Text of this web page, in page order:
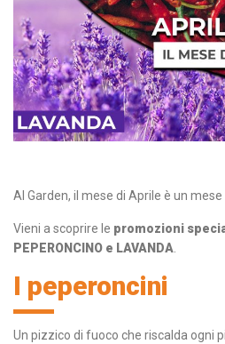
Al Garden, il mese di Aprile è un
Vieni a scoprire le promozioni
PEPERONCINO e LAVANDA
I peperoncini
Un pizzico di fuoco che riscalda ogni